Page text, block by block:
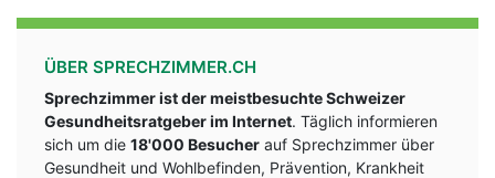
ÜBER SPRECHZIMMER.CH
Sprechzimmer ist der meistbesuchte Schweizer
Gesundheitsratgeber im Internet. Täglich informieren
sich um die 18'000 Besucher auf Sprechzimmer über
Gesundheit und Wohlbefinden, Prävention, Krankheit